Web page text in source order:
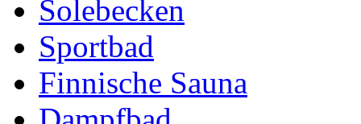
Solebecken
Sportbad
Finnische Sauna